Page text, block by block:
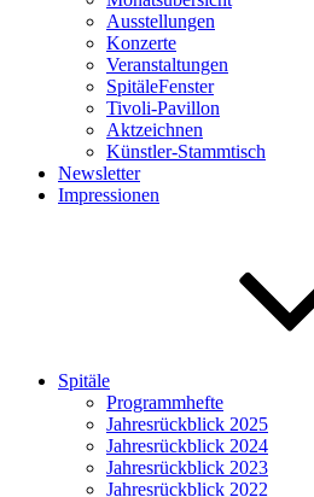
Ausstellungen
Konzerte
Veranstaltungen
SpitäleFenster
Tivoli-Pavillon
Aktzeichnen
Künstler-Stammtisch
Newsletter
Impressionen
Spitäle
Programmhefte
Jahresrückblick 2025
Jahresrückblick 2024
Jahresrückblick 2023
Jahresrückblick 2022